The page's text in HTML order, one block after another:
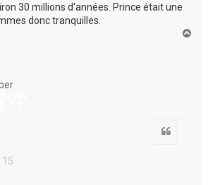
30 millions d'années. Prince était une
donc tranquilles.